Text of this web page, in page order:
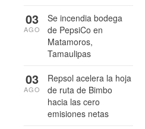
Se incendia bodega
de PepsiCo en
Matamoros,
Tamaulipas
03
AGO
Repsol acelera la hoja
de ruta de Bimbo
hacia las cero
emisiones netas
03
AGO